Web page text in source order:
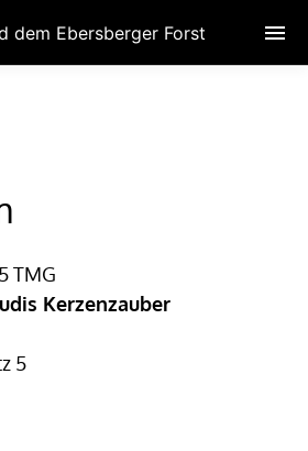
TMG
Kerzenzauber
5
dem Ebersberger Forst